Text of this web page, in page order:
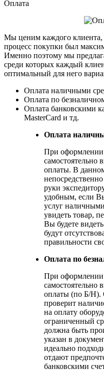
Оплата
Мы ценим каждого клиента,
процесс покупки был
Именно поэтому мы
среди которых каждый
оптимальный для него
Оплата наличными
Оплата по
Оплата банковскими
MasterCard и тд.
Оплата
При оформлении
самостоятельно
оплаты. В данном
руки
удобным, если
услуг
увидеть товар,
Вы будете
будут
правильности
Оплата по
При оформлении
самостоятельно
оплаты (по Б/Н).
проверит
на оплату
ограниченный
должна быть
указан в
идеально
отдают
банковскими